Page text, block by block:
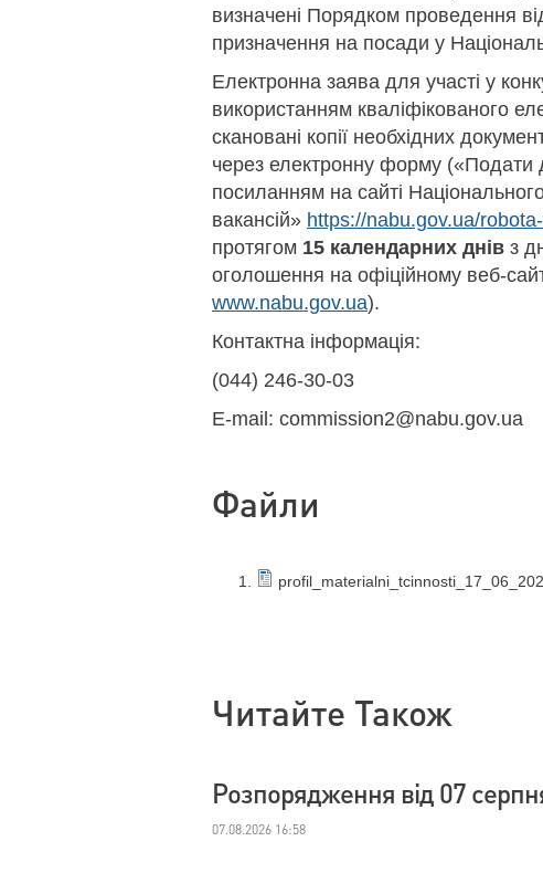
визначені Порядком проведення
призначення на посади у
Електронна заява для участі у
використанням кваліфікованого
скановані копії необхідних
через електронну форму («Подати
посиланням на сайті
вакансій» https://nabu.gov.ua/
протягом 15 календарних днів з
оголошення на офіційному веб-
www.nabu.gov.ua).
Контактна інформація:
(044) 246-30-03
E-mail: commission2@nabu.gov.ua
Файли
Читайте Також
Розпорядження від 07
07.08.2026 16:58